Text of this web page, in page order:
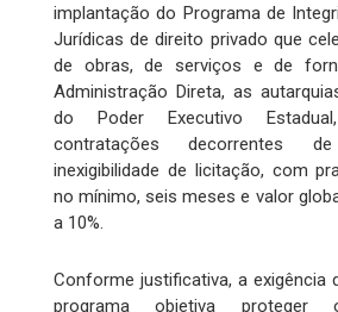
implantação do Programa de
Jurídicas de direito privado que
de obras, de serviços e de
Administração Direta, as
do Poder Executivo
contratações decorrentes
inexigibilidade de licitação, com
no mínimo, seis meses e valor
a 10%.
Conforme justificativa, a exigência
programa objetiva